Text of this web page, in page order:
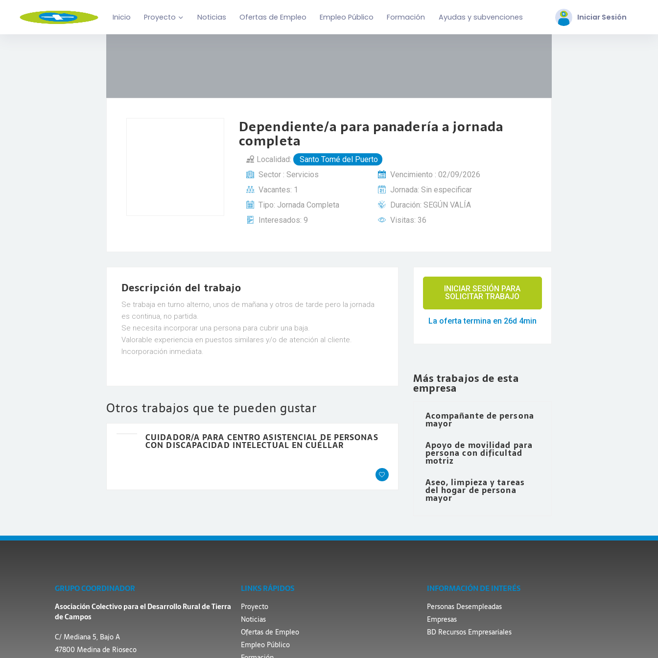
Inicio Proyecto Noticias Ofertas de Empleo Empleo Público Formación Ayudas y subvenciones Iniciar Sesión
Dependiente/a para panadería a jornada
completa
Localidad:
Santo Tomé del Puerto
Sector : Servicios
Vencimiento : 02/09/2026
Vacantes: 1
Jornada: Sin especificar
Tipo: Jornada Completa
Duración: SEGÚN VALÍA
Interesados: 9
Visitas: 36
Descripción del trabajo
Se trabaja en turno alterno, unos de mañana y otros de tarde pero la jornada
es continua, no partida.
Se necesita incorporar una persona para cubrir una baja.
Valorable experiencia en puestos similares y/o de atención al cliente.
Incorporación inmediata.
Otros trabajos que te pueden gustar
CUIDADOR/A PARA CENTRO ASISTENCIAL DE PERSONAS
CON DISCAPACIDAD INTELECTUAL EN CUÉLLAR
INICIAR SESIÓN PARA
SOLICITAR TRABAJO
La oferta termina en 26d 4min
Más trabajos de esta
empresa
Acompañante de persona
mayor
Apoyo de movilidad para
persona con dificultad
motriz
Aseo, limpieza y tareas
del hogar de persona
mayor
GRUPO COORDINADOR
Asociación Colectivo para el Desarrollo Rural de Tierra
de Campos
C/ Mediana 5, Bajo A
47800 Medina de Rioseco
LINKS RÁPIDOS
Proyecto
Noticias
Ofertas de Empleo
Empleo Público
INFORMACIÓN DE INTERÉS
Personas Desempleadas
Empresas
BD Recursos Empresariales